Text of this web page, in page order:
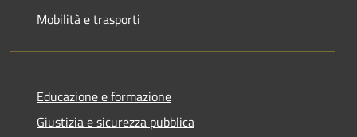
Mobilità e trasporti
Educazione e formazione
Giustizia e sicurezza pubblica